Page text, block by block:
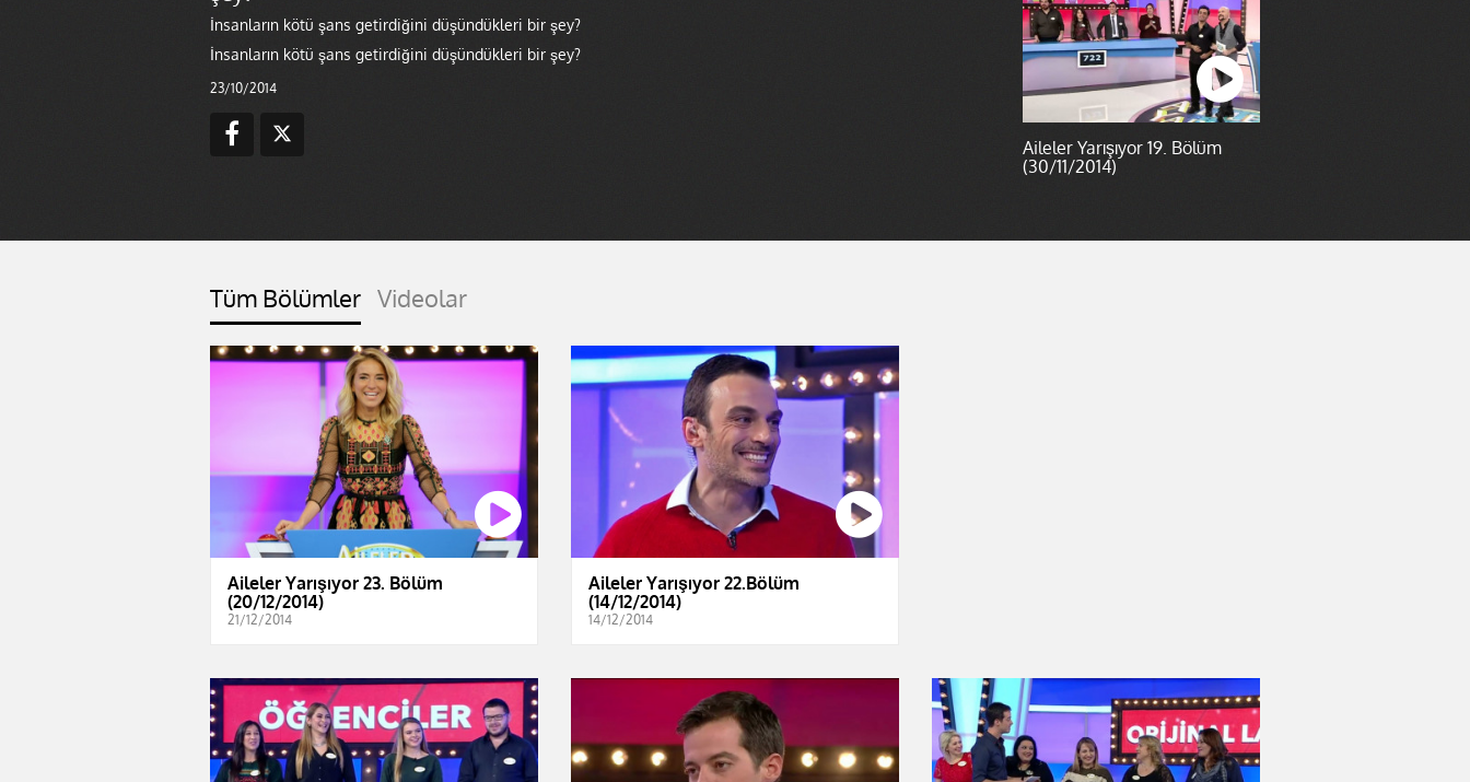
İnsanların kötü şans getirdiğini düşündükleri bir şey?
İnsanların kötü şans getirdiğini düşündükleri bir şey?
23/10/2014
Aileler Yarışıyor 19. Bölüm
(30/11/2014)
Tüm Bölümler Videolar
Aileler Yarışıyor 23. Bölüm
(20/12/2014)
21/12/2014
Aileler Yarışıyor 22.Bölüm
(14/12/2014)
14/12/2014